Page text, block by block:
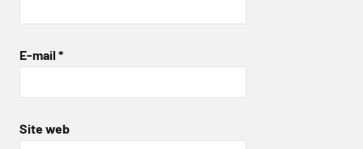
E-mail *
Site web